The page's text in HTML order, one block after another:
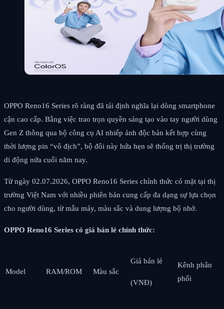
OPPO Reno16 Series rõ ràng đã tái định nghĩa lại dòng smartphone
cận cao cấp. Bằng việc trao trọn quyền sáng tạo vào tay người dùng
Gen Z thông qua bộ công cụ AI nhiếp ảnh độc bản kết hợp cùng
thời lượng pin “vô địch”, bộ đôi này hứa hẹn sẽ thống trị thị trường
di động nửa cuối năm nay.
Từ ngày 02.07.2026, OPPO Reno16 Series chính thức có mặt tại thị
trường Việt Nam với nhiều phiên bản cung cấp đa dạng sự lựa chọn
cho người dùng, từ mẫu máy, màu sắc và dung lượng bộ nhớ.
OPPO Reno16 Series có giá bán lẻ chính thức:
Model RAM/ROM Màu sắc
Giá bán lẻ
(VNĐ)
Kênh phân
phối